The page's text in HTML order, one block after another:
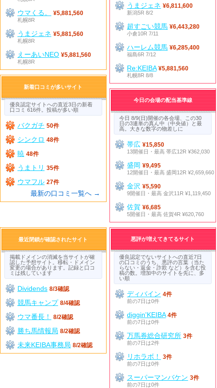
ウマくる。
¥5,881,560
札幌8R
うまジェネ ¥5,881,560
札幌8R
えーあいNEO ¥5,881,560
札幌8R
うまジェネ ¥6,811,600
新潟5R 8/2
超すごい競馬 ¥6,443,280
小倉10R 7/11
ハーレム競馬 ¥6,285,400
福島6R 7/12
Re:KEIBA ¥5,881,560
札幌8R 8/8
新着口コミが多いサイト
優良認定サイトへの直近3日の新着
口コミ 616件。投稿が多い順
バクガチ 50件
シンクロ 48件
暁 48件
うまトリ 35件
ウマフル 27件
最新の口コミ一覧へ →
今日の会場の配当基準線
今日 8/9(日)開催の各会場、この30
日の3連単の真ん中（中央値）と最
高。大きな数字の物差しに
帯広¥15,850
13開催日・最高 帯広12R ¥362,030
盛岡¥9,495
12開催日・最高 盛岡12R ¥2,659,660
金沢¥5,590
9開催日・最高 金沢11R ¥1,119,450
佐賀¥6,685
5開催日・最高 佐賀4R ¥620,760
悪評が増えてきてるサイト
優良認定でないサイトへの直近7日
の口コミのうち、悪評の言葉（当た
らない・返金・詐欺 など）を含む投
稿の数。増加中のサイトを先に、多
い順
ディバイン 4件
前の7日は0件
diggin'KEIBA 4件
前の7日は0件
万馬券総合研究所 3件
前の7日は2件
リホラボ！
3件
前の7日は0件
スーパーマンバケン 3件
前の7日は0件
最近閉鎖が確認されたサイト
掲載ドメインの消滅を当サイトが確
認した予想サイト。移転・ドメイン
変更の場合があります。記録と口コ
ミは残しています
Dividends 8/3確認
競馬キャンプ 8/4確認
ウマ番長！ 8/2確認
勝ち馬情報局 8/2確認
未来KEIBA事務局 8/2確認